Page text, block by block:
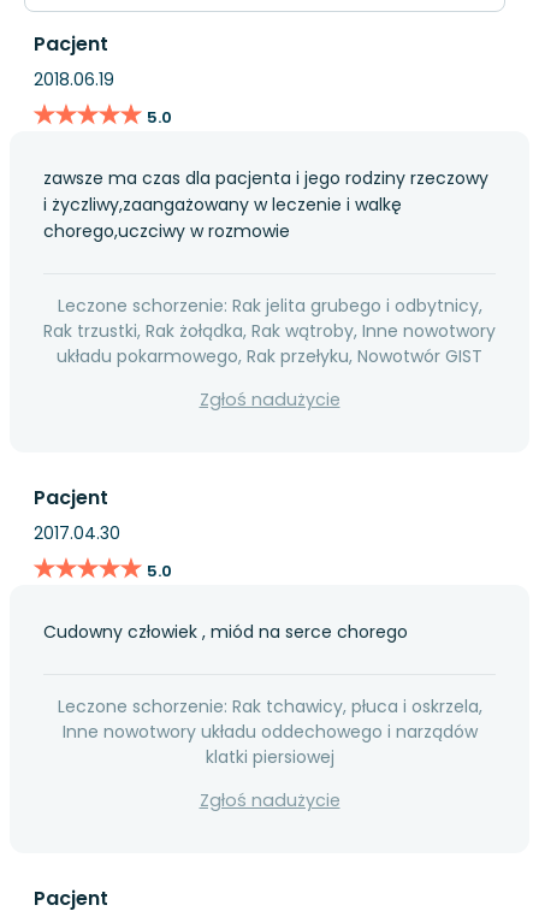
Pacjent
2018.06.19
★★★★★
★★★★★ 5.0
zawsze ma czas dla pacjenta i jego rodziny rzeczowy
i życzliwy,zaangażowany w leczenie i walkę
chorego,uczciwy w rozmowie
Leczone schorzenie: Rak jelita grubego i odbytnicy,
Rak trzustki, Rak żołądka, Rak wątroby, Inne nowotwory
układu pokarmowego, Rak przełyku, Nowotwór GIST
Zgłoś nadużycie
Pacjent
2017.04.30
★★★★★
★★★★★ 5.0
Cudowny człowiek , miód na serce chorego
Leczone schorzenie: Rak tchawicy, płuca i oskrzela,
Inne nowotwory układu oddechowego i narządów
klatki piersiowej
Zgłoś nadużycie
Pacjent